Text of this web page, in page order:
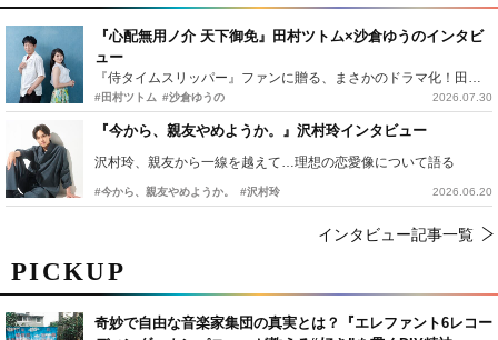
PICKUP
奇妙で自由な音楽家集団の真実とは？『エレファント6レコー
『心配無用ノ介 天下御免』田村ツトム×沙倉ゆうのインタビ
ュー
『侍タイムスリッパー』ファンに贈る、まさかのドラマ化！田村ツトム×沙倉ゆうのが語る『心配無用ノ介』撮影秘話
#田村ツトム #沙倉ゆうの 2026.07.30
『今から、親友やめようか。』沢村玲インタビュー
沢村玲、親友から一線を越えて…理想の恋愛像について語る
#今から、親友やめようか。 #沢村玲 2026.06.20
インタビュー記事一覧